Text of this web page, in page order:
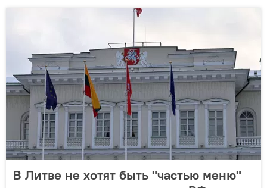
В Литве не хотят быть "частью меню"